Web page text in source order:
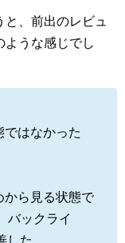
、前出のレビュ
ような感じでし
はなかった
ら見る状態で
バックライ
した